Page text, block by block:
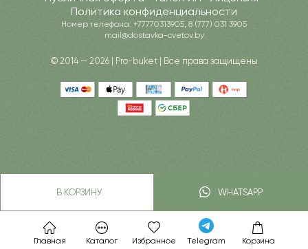
Главная Каталог Избранное Telegram Корзина
В КОРЗИНУ WHATSAPP
Политика конфиденциальности
Номер телефона: +77770313905, 8 (777) 031 3905
mail@dostavka-cvetov.by
© 2014 — 2026 | Pro-buket | Все права защищены